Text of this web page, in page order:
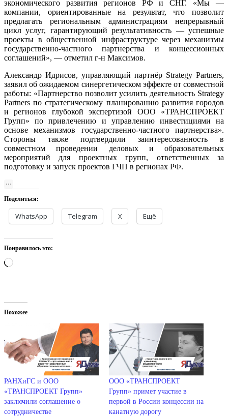
экономического развития регионов РФ и СНГ. «Мы —
компании, ориентированные на результат, что позволит
предлагать региональным администрациям непрерывный
цикл услуг, гарантирующий результативность — успешные
проекты в общественной инфраструктуре через механизмы
государственно-частного партнерства и концессионных
соглашений», — отметил г-н Максимов.
Александр Идрисов, управляющий партнёр Strategy Partners,
заявил об ожидаемом синергетическом эффекте от совместной
работы: «Партнерство позволит усилить деятельность Strategy
Partners по стратегическому планированию развития городов
и регионов глубокой экспертизой ООО «ТРАНСПРОЕКТ
Групп» по привлечению и управлению инвестициями на
основе механизмов государственно-частного партнерства».
Стороны также подтвердили заинтересованность в
совместном проведении деловых и образовательных
мероприятий для проектных групп, ответственных за
подготовку и запуск проектов ГЧП в регионах РФ.
Поделиться:
WhatsApp Telegram X Ещё
Понравилось это:
Загрузка…
Похожее
РАНХиГС и ООО
«ТРАНСПРОЕКТ Групп»
заключили соглашение о
сотрудничестве
ООО «ТРАНСПРОЕКТ
Групп» примет участие в
первой в России концессии на
канатную дорогу